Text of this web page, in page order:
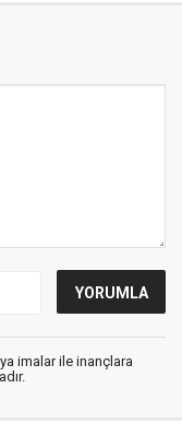
imalar ile inançlara